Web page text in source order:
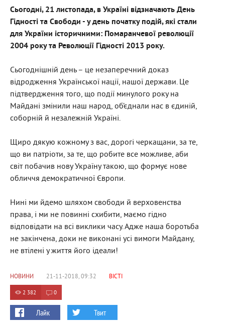
Сьогодні, 21 листопада, в Україні відзначають День
Гідності та Свободи - у день початку подій, які стали
для України історичними: Помаранчевої революції
2004 року та Революції Гідності 2013 року.
Сьогоднішній день – це незаперечний доказ
відродження Української нації, нашої держави. Це
підтвердження того, що події минулого року на
Майдані змінили наш народ, об’єднали нас в єдиній,
соборній й незалежній Україні.
Щиро дякую кожному з вас, дорогі черкащани, за те,
що ви патріоти, за те, що робите все можливе, аби
світ побачив нову Україну такою, що формує нове
обличчя демократичної Європи.
Нині ми йдемо шляхом свободи й верховенства
права, і ми не повинні схибити, маємо гідно
відповідати на всі виклики часу. Адже наша боротьба
не закінчена, доки не виконані усі вимоги Майдану,
не втілені у життя його ідеали!
НОВИНИ 21-11-2018, 09:32 ВІСТІ
2 382 0
Лайк Твит